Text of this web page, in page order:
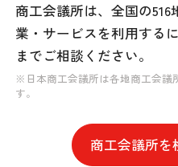
商工会議所は、全国の516
業・サービスを利用する
までご相談ください。
※日本商工会議所は各地商工会議
す。
商工会議所を